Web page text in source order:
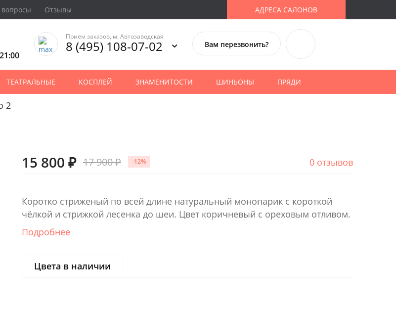
Отзывы АДРЕСА САЛОНОВ
Прием заказов, м. Автозаводская
8 (495) 108-07-02 Вам перезвонить?
ТЕАТРАЛЬНЫЕ КОСПЛЕЙ ЗНАМЕНИТОСТИ ШИНЬОНЫ ПРЯДИ
2
15 800 ₽ 17 900 ₽ -12% 0 отзывов
Коротко стриженый по всей длине натуральный монопарик с короткой
чёлкой и стрижкой лесенка до шеи. Цвет коричневый с ореховым отливом.
Подробнее
Цвета в наличии